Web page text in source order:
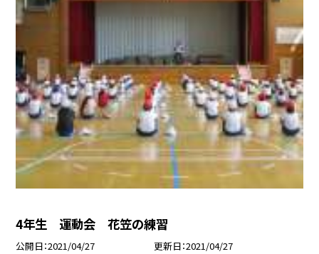
4年生 運動会 花笠の練習
公開日 2021/04/27 更新日 2021/04/27